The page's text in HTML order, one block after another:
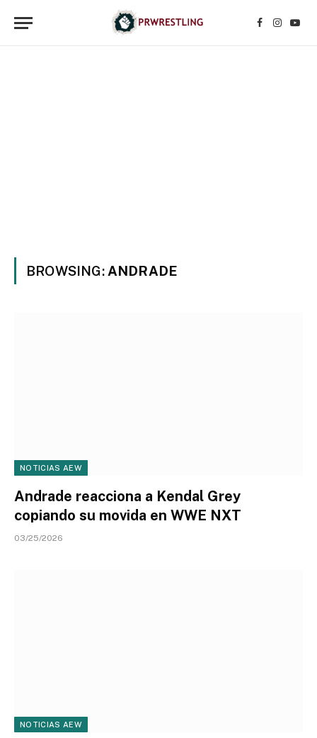
Facebook
BROWSING: ANDRADE
NOTICIAS AEW
Andrade reacciona a Kendal Grey
copiando su movida en WWE NXT
03/25/2026
NOTICIAS AEW